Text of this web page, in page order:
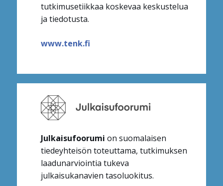
tutkimusetiikkaa koskevaa keskustelua
ja tiedotusta.
www.tenk.fi
Julkaisufoorumi on suomalaisen
tiedeyhteisön toteuttama, tutkimuksen
laadunarviointia tukeva
julkaisukanavien tasoluokitus.